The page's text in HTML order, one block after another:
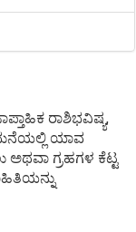
ರಾಶಿಭವಿಷ್ಯ,
ಮನೆಯಲ್ಲಿ ಯಾವ
ಅಥವಾ ಗ್ರಹಗಳ ಕೆಟ್ಟ